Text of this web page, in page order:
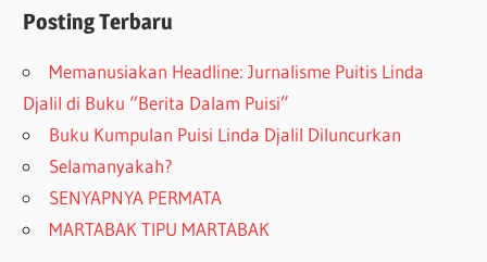
Posting Terbaru
Memanusiakan Headline: Jurnalisme Puitis Linda
Djalil di Buku “Berita Dalam Puisi”
Buku Kumpulan Puisi Linda Djalil Diluncurkan
Selamanyakah?
SENYAPNYA PERMATA
MARTABAK TIPU MARTABAK